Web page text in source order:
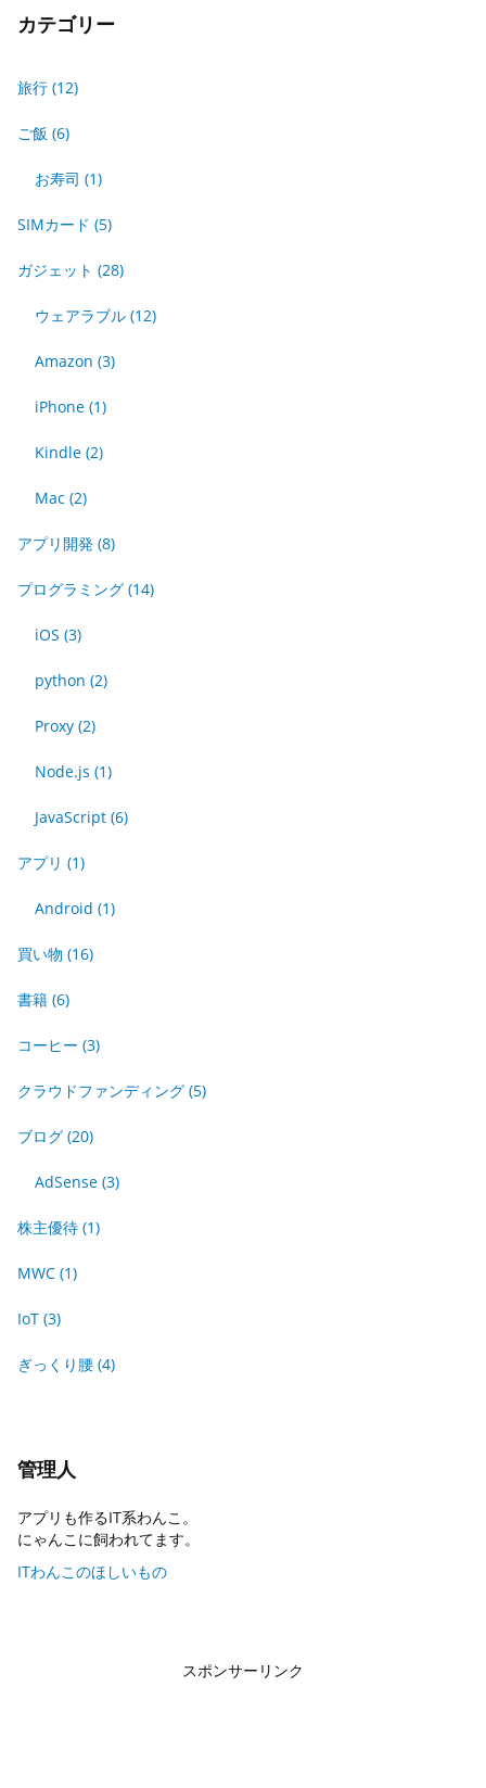
カテゴリー
旅行 (12)
ご飯 (6)
お寿司 (1)
SIMカード (5)
ガジェット (28)
ウェアラブル (12)
Amazon (3)
iPhone (1)
Kindle (2)
Mac (2)
アプリ開発 (8)
プログラミング (14)
iOS (3)
python (2)
Proxy (2)
Node.js (1)
JavaScript (6)
アプリ (1)
Android (1)
買い物 (16)
書籍 (6)
コーヒー (3)
クラウドファンディング (5)
ブログ (20)
AdSense (3)
株主優待 (1)
MWC (1)
IoT (3)
ぎっくり腰 (4)
管理人
アプリも作るIT系わんこ。
にゃんこに飼われてます。
ITわんこのほしいもの
スポンサーリンク